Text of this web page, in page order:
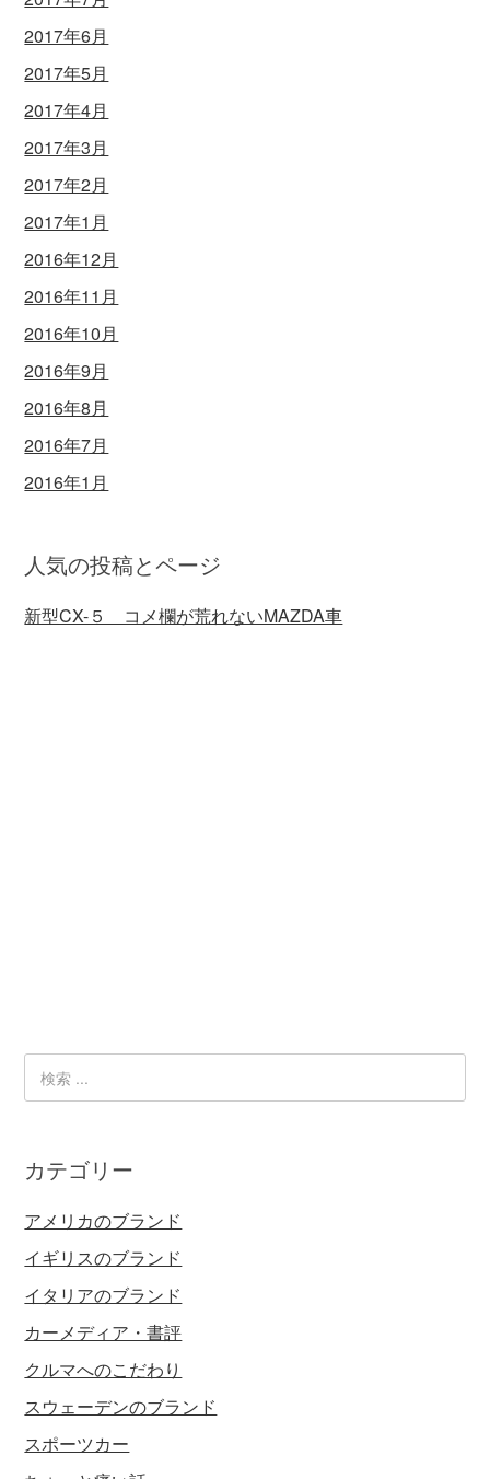
2017年6月
2017年5月
2017年4月
2017年3月
2017年2月
2017年1月
2016年12月
2016年11月
2016年10月
2016年9月
2016年8月
2016年7月
2016年1月
人気の投稿とページ
新型CX-５ コメ欄が荒れないMAZDA車
カテゴリー
アメリカのブランド
イギリスのブランド
イタリアのブランド
カーメディア・書評
クルマへのこだわり
スウェーデンのブランド
スポーツカー